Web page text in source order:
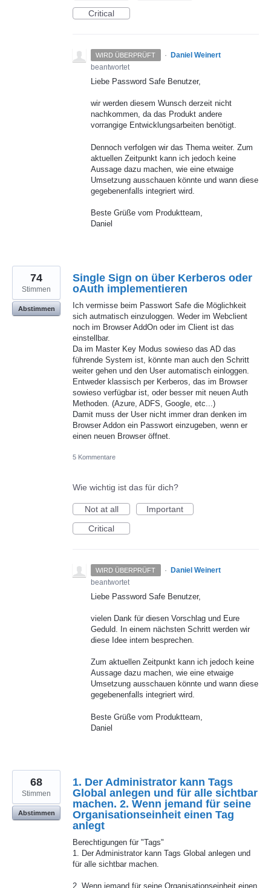
Critical
WIRD ÜBERPRÜFT ·
Daniel Weinert
beantwortet
Liebe Password Safe Benutzer,
wir werden diesem Wunsch derzeit nicht
nachkommen, da das Produkt andere
vorrangige Entwicklungsarbeiten benötigt.
Dennoch verfolgen wir das Thema weiter. Zum
aktuellen Zeitpunkt kann ich jedoch keine
Aussage dazu machen, wie eine etwaige
Umsetzung ausschauen könnte und wann diese
gegebenenfalls integriert wird.
Beste Grüße vom Produktteam,
Daniel
Single Sign on über Kerberos oder
oAuth implementieren
Ich vermisse beim Passwort Safe die Möglichkeit
sich autmatisch einzuloggen. Weder im Webclient
noch im Browser AddOn oder im Client ist das
einstellbar.
Da im Master Key Modus sowieso das AD das
führende System ist, könnte man auch den Schritt
weiter gehen und den User automatisch einloggen.
Entweder klassisch per Kerberos, das im Browser
sowieso verfügbar ist, oder besser mit neuen Auth
Methoden. (Azure, ADFS, Google, etc...)
Damit muss der User nicht immer dran denken im
Browser Addon ein Passwort einzugeben, wenn er
einen neuen Browser öffnet.
74
Stimmen
Abstimmen
5 Kommentare
Wie wichtig ist das für dich?
Not at all
Important
Critical
WIRD ÜBERPRÜFT ·
Daniel Weinert
beantwortet
Liebe Password Safe Benutzer,
vielen Dank für diesen Vorschlag und Eure
Geduld. In einem nächsten Schritt werden wir
diese Idee intern besprechen.
Zum aktuellen Zeitpunkt kann ich jedoch keine
Aussage dazu machen, wie eine etwaige
Umsetzung ausschauen könnte und wann diese
gegebenenfalls integriert wird.
Beste Grüße vom Produktteam,
Daniel
1. Der Administrator kann Tags
Global anlegen und für alle sichtbar
machen. 2. Wenn jemand für seine
Organisationseinheit einen Tag
anlegt
Berechtigungen für "Tags"
1. Der Administrator kann Tags Global anlegen und
für alle sichtbar machen.
2. Wenn jemand für seine Organisationseinheit einen
68
Stimmen
Abstimmen